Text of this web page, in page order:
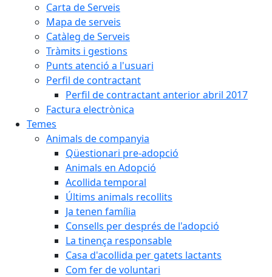
Carta de Serveis
Mapa de serveis
Catàleg de Serveis
Tràmits i gestions
Punts atenció a l'usuari
Perfil de contractant
Perfil de contractant anterior abril 2017
Factura electrònica
Temes
Animals de companyia
Qüestionari pre-adopció
Animals en Adopció
Acollida temporal
Últims animals recollits
Ja tenen família
Consells per després de l'adopció
La tinença responsable
Casa d'acollida per gatets lactants
Com fer de voluntari